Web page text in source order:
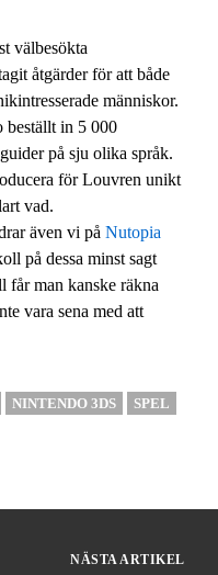
välbesökta
åtgärder för att både
människor.
beställt in 5 000
på sju olika språk.
för Louvren unikt
vad.
även vi på Nutopia
på dessa minst sagt
får man kanske räkna
vara sena med att
NINTENDO 3DS SPEL
NÄSTA ARTIKEL